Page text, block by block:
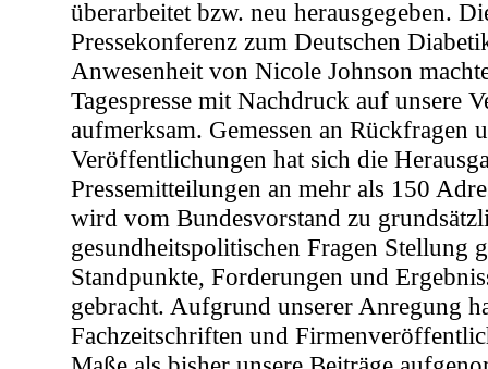
überarbeitet bzw. neu herausgegeben.
Pressekonferenz zum Deutschen
Anwesenheit von Nicole Johnson
Tagespresse mit Nachdruck auf unsere
aufmerksam. Gemessen an Rückfragen
Veröffentlichungen hat sich die
Pressemitteilungen an mehr als 150
wird vom Bundesvorstand zu
gesundheitspolitischen Fragen Stellung
Standpunkte, Forderungen und
gebracht. Aufgrund unserer Anregung
Fachzeitschriften und